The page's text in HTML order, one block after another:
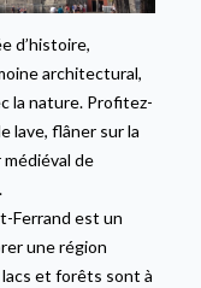
d’histoire,
architectural,
la nature. Profitez-
lave, flâner sur la
de
Ferrand est un
une région
et forêts sont à